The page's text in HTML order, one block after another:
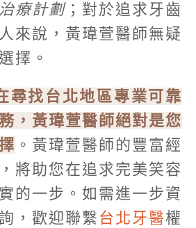
療計劃 ；對於追求牙齒
來說，黃瑋萱醫師無疑
擇。
尋找台北地區專業可靠
，黃瑋萱醫師絕對是您
。黃瑋萱醫師的豐富經
將助您在追求完美笑容
的一步。如需進一步資
，歡迎聯繫 台北牙醫權